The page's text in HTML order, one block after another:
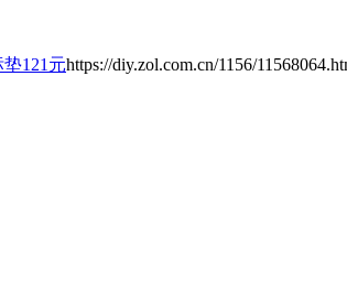
121元https://diy.zol.com.cn/1156/